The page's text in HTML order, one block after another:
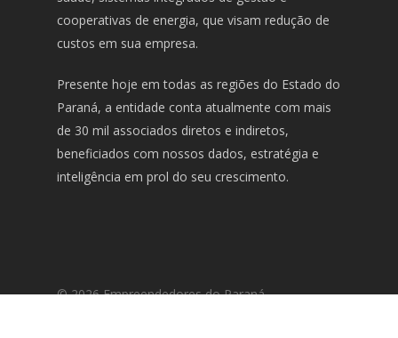
cooperativas de energia, que visam redução de
custos em sua empresa.
Presente hoje em todas as regiões do Estado do
Paraná, a entidade conta atualmente com mais
de 30 mil associados diretos e indiretos,
beneficiados com nossos dados, estratégia e
inteligência em prol do seu crescimento.
© 2026 Empreendedores do Paraná.